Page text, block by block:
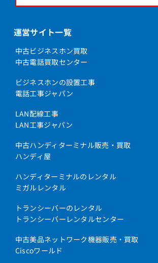
運営サイト一覧
中古ビジネスホン買取
中古電話買取センター
ビジネスホンの設置工事
電話工事ジャパン
LAN配線工事
LAN工事ジャパン
中古ハンディターミナル販売・買取
ハンディ屋
ハンディターミナルのレンタル
ミガルレンタル
トランシーバーのレンタル
トランシーバーレンタルセンター
中古美品ネットワーク機器販売・買取
Ciscoワールド